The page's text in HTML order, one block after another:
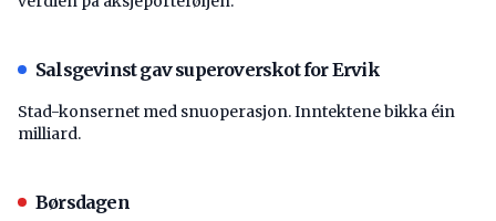
Salsgevinst gav superoverskot for Ervik
Stad-konsernet med snuoperasjon. Inntektene bikka éin
milliard.
Børsdagen